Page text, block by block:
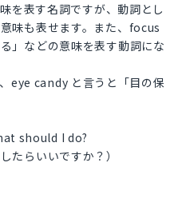
を表す名詞ですが、動詞とし
味も表せます。また、focus
」などの意味を表す動詞にな
eye candy と言うと「目の保
should I do?
たらいいですか？）